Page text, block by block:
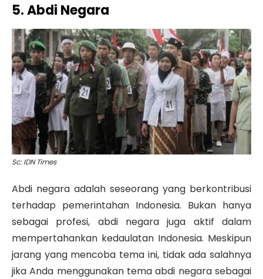
5. Abdi Negara
Sc: IDN Times
Abdi negara adalah seseorang yang berkontribusi
terhadap pemerintahan Indonesia. Bukan hanya
sebagai profesi, abdi negara juga aktif dalam
mempertahankan kedaulatan Indonesia. Meskipun
jarang yang mencoba tema ini, tidak ada salahnya
jika Anda menggunakan tema abdi negara sebagai